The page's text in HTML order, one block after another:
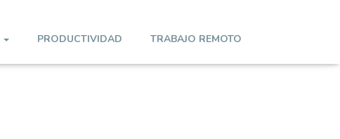
PRODUCTIVIDAD TRABAJO REMOTO